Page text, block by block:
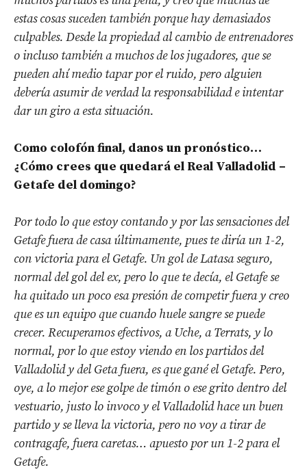
estas cosas suceden también porque hay demasiados
culpables. Desde la propiedad al cambio de entrenadores
o incluso también a muchos de los jugadores, que se
pueden ahí medio tapar por el ruido, pero alguien
debería asumir de verdad la responsabilidad e intentar
dar un giro a esta situación.
Como colofón final, danos un pronóstico…
¿Cómo crees que quedará el Real Valladolid –
Getafe del domingo?
Por todo lo que estoy contando y por las sensaciones del
Getafe fuera de casa últimamente, pues te diría un 1-2,
con victoria para el Getafe. Un gol de Latasa seguro,
normal del gol del ex, pero lo que te decía, el Getafe se
ha quitado un poco esa presión de competir fuera y creo
que es un equipo que cuando huele sangre se puede
crecer. Recuperamos efectivos, a Uche, a Terrats, y lo
normal, por lo que estoy viendo en los partidos del
Valladolid y del Geta fuera, es que gané el Getafe. Pero,
oye, a lo mejor ese golpe de timón o ese grito dentro del
vestuario, justo lo invoco y el Valladolid hace un buen
partido y se lleva la victoria, pero no voy a tirar de
contragafe, fuera caretas… apuesto por un 1-2 para el
Getafe.